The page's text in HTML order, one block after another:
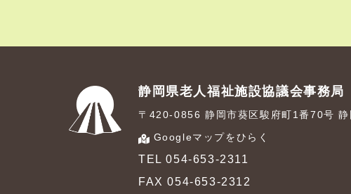
静岡県老人福祉施設協議会事務局
〒420-0856 静岡市葵区駿府町1番70号 静
Googleマップをひらく
TEL 054-653-2311
FAX 054-653-2312